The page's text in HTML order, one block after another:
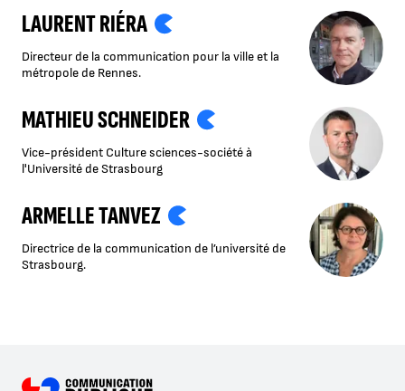
LAURENT RIÉRA
Directeur de la communication pour la ville et la
métropole de Rennes.
MATHIEU SCHNEIDER
Vice-président Culture sciences-société à
l'Université de Strasbourg
ARMELLE TANVEZ
Directrice de la communication de l’université de
Strasbourg.